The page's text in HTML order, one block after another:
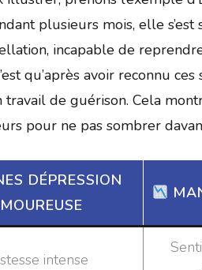
plusieurs mois, elle
incapable de
qu’après avoir reconnu
travail de guérison. Cela
pour ne pas sombrer
DÉPRESSION
intense